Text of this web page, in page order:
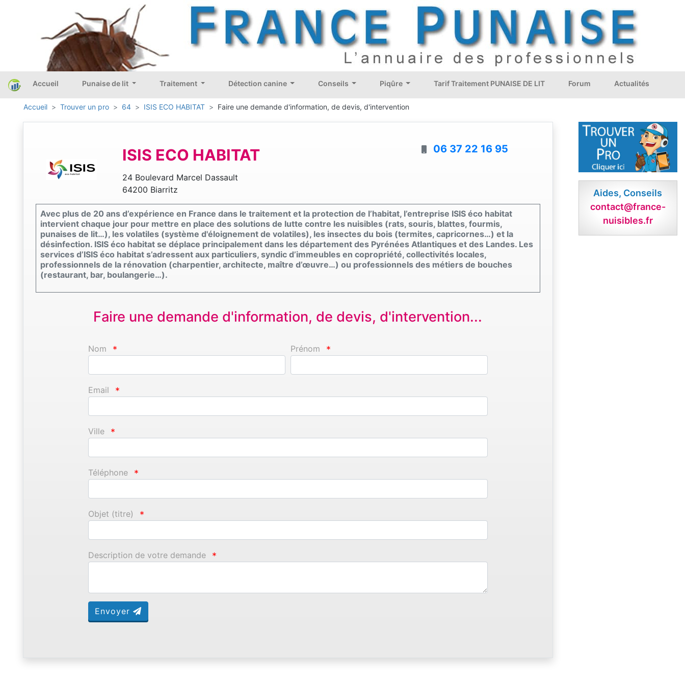
Accueil Punaise de lit Traitement Détection canine Conseils Piqûre Tarif Traitement PUNAISE DE LIT Forum Actualités
Accueil Trouver un pro 64 ISIS ECO HABITAT Faire une demande d'information, de devis, d'intervention
ISIS ECO HABITAT
24 Boulevard Marcel Dassault
64200 Biarritz
06 37 22 16 95
Avec plus de 20 ans d’expérience en France dans le traitement et la protection de l’habitat, l’entreprise ISIS éco habitat
intervient chaque jour pour mettre en place des solutions de lutte contre les nuisibles (rats, souris, blattes, fourmis,
punaises de lit…), les volatiles (système d'éloignement de volatiles), les insectes du bois (termites, capricornes…) et la
désinfection. ISIS éco habitat se déplace principalement dans les département des Pyrénées Atlantiques et des Landes. Les
services d’ISIS éco habitat s’adressent aux particuliers, syndic d’immeubles en copropriété, collectivités locales,
professionnels de la rénovation (charpentier, architecte, maître d’œuvre…) ou professionnels des métiers de bouches
(restaurant, bar, boulangerie…).
Faire une demande d'information, de devis, d'intervention...
Nom * Prénom *
Email *
Ville *
Téléphone *
Objet (titre) *
Description de votre demande *
Envoyer
Aides, Conseils
contact@france-
nuisibles.fr